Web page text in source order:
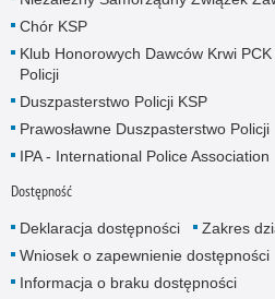
Chór KSP
Klub Honorowych Dawców Krwi
Policji
Duszpasterstwo Policji KSP
Prawosławne Duszpasterstwo Policji
IPA - International Police Association
Dostępność
Deklaracja dostępności Zakres
Wniosek o zapewnienie dostępności
Informacja o braku dostępności